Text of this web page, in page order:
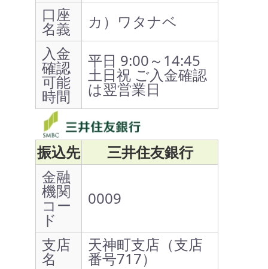
口座
名義
カ）ワタナベ
入金
確認
可能
時間
平日 9:00～14:45
土日祝 ご入金確認
は翌営業日
振込先
三井住友銀行
金融
機関
コー
ド
0009
支店
名
天神町支店（支店
番号717）